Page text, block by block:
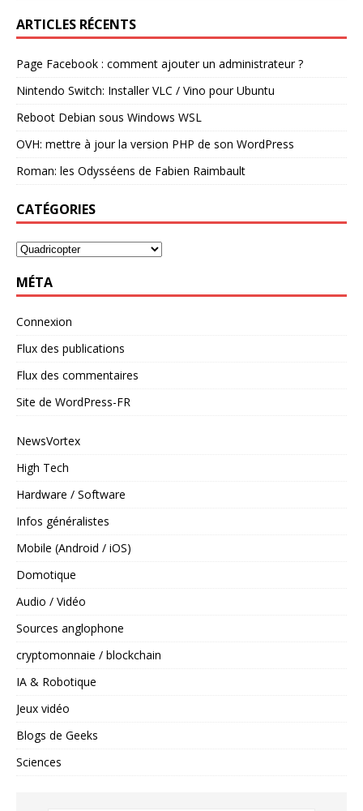
ARTICLES RÉCENTS
Page Facebook : comment ajouter un administrateur ?
Nintendo Switch: Installer VLC / Vino pour Ubuntu
Reboot Debian sous Windows WSL
OVH: mettre à jour la version PHP de son WordPress
Roman: les Odysséens de Fabien Raimbault
CATÉGORIES
MÉTA
Connexion
Flux des publications
Flux des commentaires
Site de WordPress-FR
NewsVortex
High Tech
Hardware / Software
Infos généralistes
Mobile (Android / iOS)
Domotique
Audio / Vidéo
Sources anglophone
cryptomonnaie / blockchain
IA & Robotique
Jeux vidéo
Blogs de Geeks
Sciences